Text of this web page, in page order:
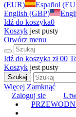
(EUR)
Español
English (GBP)
Idź do koszyka0
Koszyk jest pusty
Otwórz menu
Idź do koszyka zł 00
Koszyk jest pusty
Szukaj
Więcej Zamknąć
Zaloguj sie